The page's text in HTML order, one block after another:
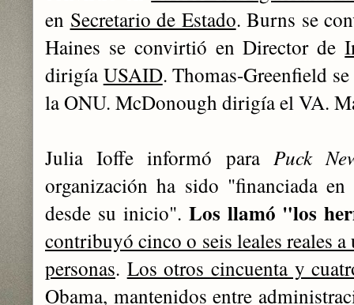
en Secretario de Estado. Burns se
Haines se convirtió en Director de
dirigía USAID. Thomas-Greenfield
la ONU. McDonough dirigía el VA.
Julia Ioffe informó para Puck
organización ha sido "financiada
desde su inicio". Los llamó "los
contribuyó cinco o seis leales reales a
personas. Los otros cincuenta y
Obama, mantenidos entre